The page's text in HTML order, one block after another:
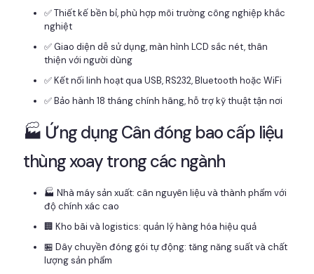
✅ Thiết kế bền bỉ, phù hợp môi trường công nghiệp khắc
nghiệt
✅ Giao diện dễ sử dụng, màn hình LCD sắc nét, thân
thiện với người dùng
✅ Kết nối linh hoạt qua USB, RS232, Bluetooth hoặc WiFi
✅ Bảo hành 18 tháng chính hãng, hỗ trợ kỹ thuật tận nơi
🏭 Ứng dụng Cân đóng bao cấp liệu
thùng xoay trong các ngành
🏭 Nhà máy sản xuất: cân nguyên liệu và thành phẩm với
độ chính xác cao
🏢 Kho bãi và logistics: quản lý hàng hóa hiệu quả
🏪 Dây chuyền đóng gói tự động: tăng năng suất và chất
lượng sản phẩm